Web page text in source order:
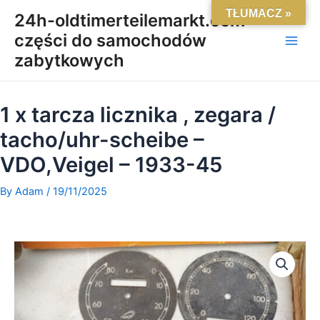
content
24h-oldtimerteilemarkt.com-
części do samochodów
zabytkowych
Main
1 x tarcza licznika , zegara /
tacho/uhr-scheibe –
VDO,Veigel – 1933-45
By Adam / 19/11/2025
ilość
1
x
TŁUMACZ »